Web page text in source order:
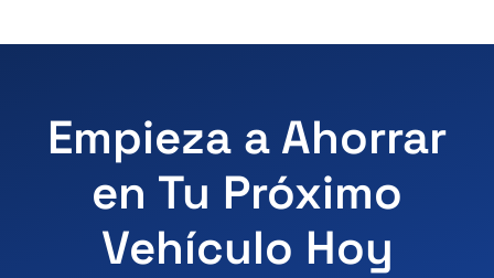
Empieza a Ahorrar
en Tu Próximo
Vehículo Hoy